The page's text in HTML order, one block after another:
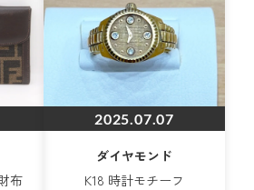
布
2025.07.07
ダイヤモンド
K18 時計モチーフ